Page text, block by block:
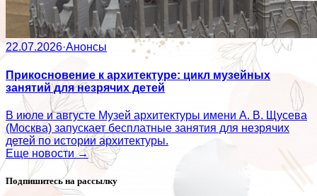
22.07.2026·Анонсы
Прикосновение к архитектуре: цикл музейных
занятий для незрячих детей
В июле и августе Музей архитектуры имени А. В. Щусева
(Москва) запускает бесплатные занятия для незрячих
детей по истории архитектуры.
Еще новости →
Подпишитесь на рассылку